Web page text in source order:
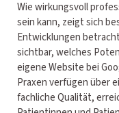
Wie wirkungsvoll
sein kann, zeigt sich
Entwicklungen
sichtbar, welches
eigene Website bei
Praxen verfügen über
fachliche Qualität,